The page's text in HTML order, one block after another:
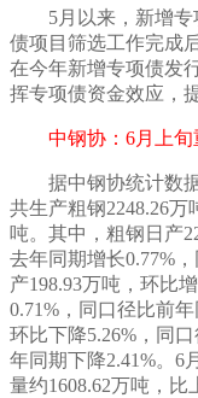
5月以来，新增
债项目筛选工作完成
在今年新增专项债发
挥专项债资金效应，
中钢协： 6月上旬
据中钢协统计数
共生产粗钢2248.26万
吨。其中，粗钢日产
去年同期增长0.77%
产198.93万吨，环比
0.71%，同口径比前
环比下降5.26%，同
年同期下降2.41%。6
量约1608.62万吨，比